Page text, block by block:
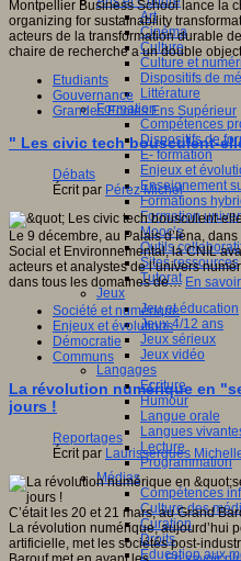
Art
Cinéma
Culture
Culture et
Dispositifs de
Littérature
Formation
Compétences
Dispositifs de
E- formation
Enjeux et
Enseignement
Formations
Formation
Mooc’s
Outils
Sites ressources
Tutorat
Jeux
Jeu et éducation
Jeux 4/12 ans
Jeux sérieux
Jeux vidéo
Langages
Ecriture
Humour
Langue orale
Langues
Lecture
Programmation
Médias
Compétences
Culture des
Curation
Droits
Education aux
Montpellier Business School lance la
organizing for sustainability
acteurs de la transformation durable
chaire de recherche a un double
Etudiants
Gouvernance
Grandes Ecoles Ens Supérieur
" Les civic tech bousculent-
Débats
Écrit par Pérez Michel
Le 9 décembre, au Palais d’Iéna,
Social et Environnemental, la CNIL
acteurs et analystes de l’univers
dans tous les domaines de… En
Société et numérique
Enjeux et évolutions
Démocratie
Communs
La révolution numérique en
jours !
Reportages
Écrit par Laurissergues
C’était les 20 et 21 mars, au Grand
La révolution numérique, aujourd’hui
artificielle, met les sociétés post-